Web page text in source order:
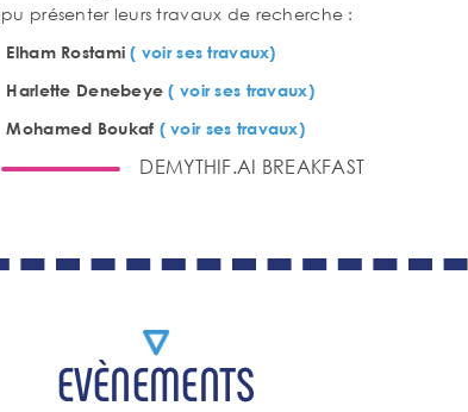
pu présenter leurs travaux de recherche :
Elham Rostami ( voir ses travaux)
Harlette Denebeye ( voir ses travaux)
Mohamed Boukaf ( voir ses travaux)
DEMYTHIF.AI BREAKFAST
EVÈNEMENTS